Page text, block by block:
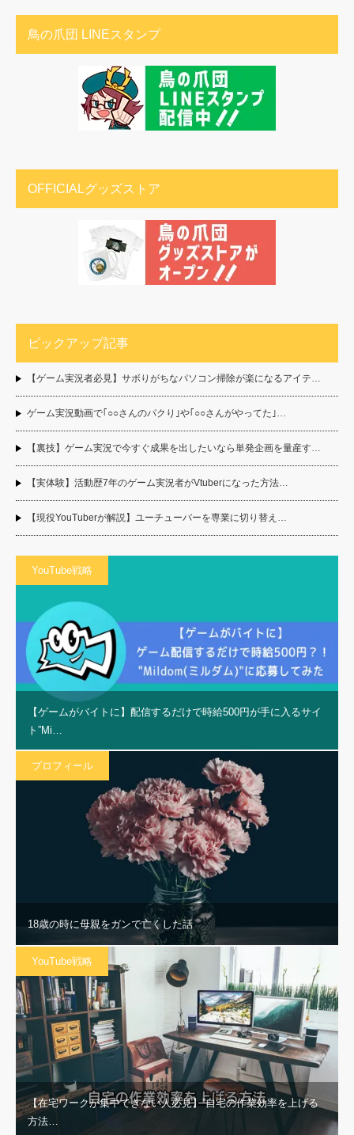
鳥の爪団 LINEスタンプ
OFFICIALグッズストア
ピックアップ記事
【ゲーム実況者必見】サボりがちなパソコン掃除が楽になるアイテ…
ゲーム実況動画で｢○○さんのパクり｣や｢○○さんがやってた｣…
【裏技】ゲーム実況で今すぐ成果を出したいなら単発企画を量産す…
【実体験】活動歴7年のゲーム実況者がVtuberになった方法…
【現役YouTuberが解説】ユーチューバーを専業に切り替え…
YouTube戦略
【ゲームがバイトに】配信するだけで時給500円が手に入るサイ
ト”Mi…
プロフィール
18歳の時に母親をガンで亡くした話
YouTube戦略
【在宅ワークが集中できない人必見】”自宅の作業効率を上げる
方法…